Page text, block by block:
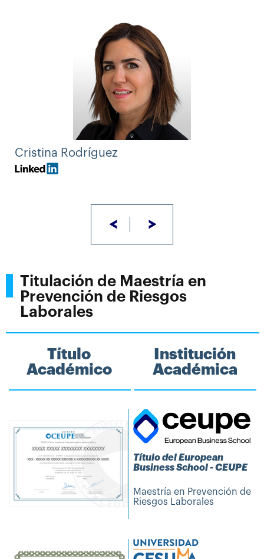
Cristina Rodríguez
< >
Titulación de Maestría en
Prevención de Riesgos
Laborales
Título
Académico
Institución
Académica
Título del European
Business School - CEUPE
Maestría en Prevención de
Riesgos Laborales